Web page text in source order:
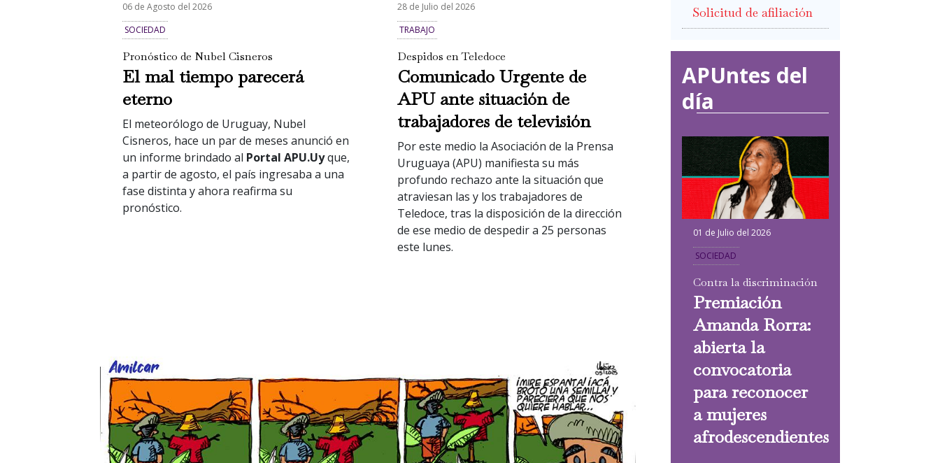
06 de Agosto del 2026
SOCIEDAD
Pronóstico de Nubel Cisneros
El mal tiempo parecerá
eterno
El meteorólogo de Uruguay, Nubel
Cisneros, hace un par de meses anunció en
un informe brindado al Portal APU.Uyque,
a partir de agosto, el país ingresaba a una
fase distinta y ahora reafirma su
pronóstico.
28 de Julio del 2026
TRABAJO
Despidos en Teledoce
Comunicado Urgente de
APU ante situación de
trabajadores de televisión
Por este medio la Asociación de la Prensa
Uruguaya (APU) manifiesta su más
profundo rechazo ante la situación que
atraviesan las y los trabajadores de
Teledoce, tras la disposición de la dirección
de ese medio de despedir a 25 personas
este lunes.
Solicitud de afiliación
APUntes del
día
01 de Julio del 2026
SOCIEDAD
Contra la discriminación
Premiación
Amanda Rorra:
abierta la
convocatoria
para reconocer
a mujeres
afrodescendientes